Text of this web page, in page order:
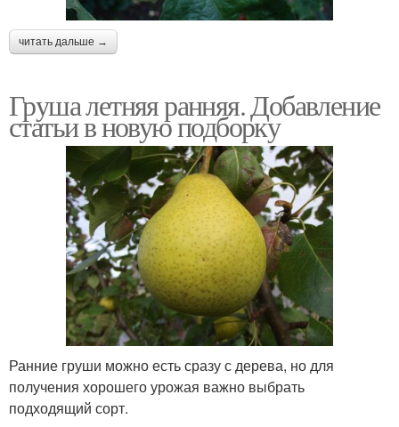
читать дальше →
Груша летняя ранняя. Добавление
статьи в новую подборку
Ранние груши можно есть сразу с дерева, но для
получения хорошего урожая важно выбрать
подходящий сорт.